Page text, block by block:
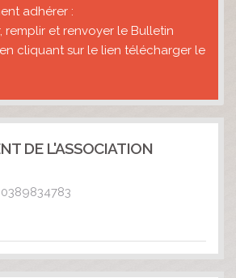
adhérer :
remplir et renvoyer le Bulletin
en cliquant sur le lien télécharger le
DE L'ASSOCIATION
0389834783